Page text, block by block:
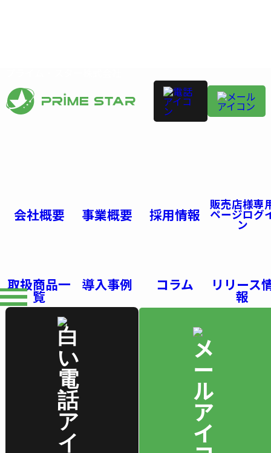
会社概要 事業概要 採用情報
販売店様専
ページログ
ン
取扱商品一
覧
導入事例 コラム リリース
報